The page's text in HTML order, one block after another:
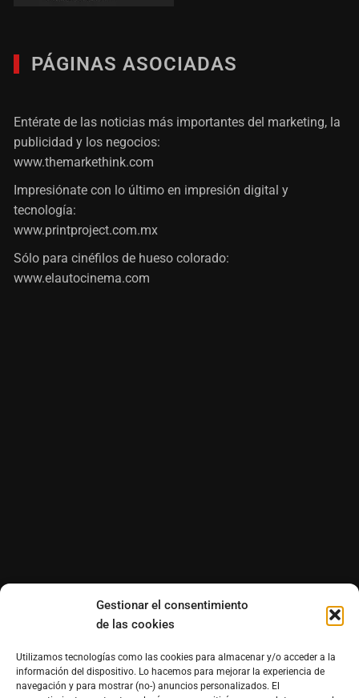
Gestionar el consentimiento
de las cookies
Utilizamos tecnologías como las cookies para almacenar y/o acceder a la
información del dispositivo. Lo hacemos para mejorar la experiencia de
navegación y para mostrar (no-) anuncios personalizados. El
PÁGINAS ASOCIADAS
Entérate de las noticias más importantes del marketing, la
publicidad y los negocios:
www.themarkethink.com
Impresiónate con lo último en impresión digital y
tecnología:
www.printproject.com.mx
Sólo para cinéfilos de hueso colorado:
www.elautocinema.com